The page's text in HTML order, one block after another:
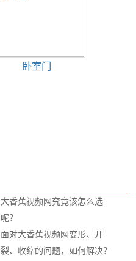
卧室门
大香蕉视频网究竟该怎么选
呢？
面对大香蕉视频网变形、开
裂、收缩的问题，如何解决？